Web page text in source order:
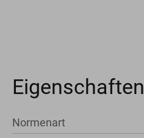
Eigenschaften
Normenart